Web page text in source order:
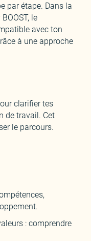
par étape. Dans la
le
avec ton
à une approche
clarifier tes
de travail. Cet
le parcours.
: comprendre